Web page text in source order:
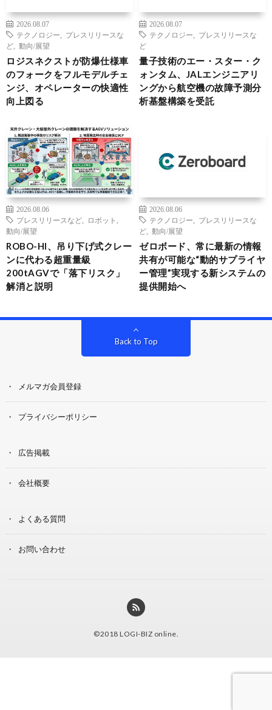
2026.08.07
テクノロジー
プレスリリースな
ど
動向/展望
ロジスネクストが防爆仕様車
のフォークをフルモデルチェ
ンジ、オペレーターの快適性
向上図る
2026.08.07
テクノロジー
プレスリリースな
ど
量子技術のエー・スター・ク
ォンタム、JALエンジニアリ
ングから航空機の故障予測分
析基盤構築を受託
2026.08.06
プレスリリースなど
ロボット
動向/展望
ROBO-HI、吊り下げ式クレー
ンに代わる超重量級
200tAGVで「落下リスク」
解消と説明
2026.08.06
テクノロジー
プレスリリースな
ど
動向/展望
ゼロボード、常に最新の情報
共有が可能な“動的サプライヤ
ー管理”実現する新システムの
提供開始へ
Back to Top
メルマガ会員登録
プライバシーポリシー
広告掲載
会社概要
よくある質問
お問い合わせ
©2018 LOGI-BIZ online